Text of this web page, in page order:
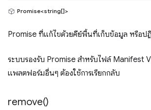
Promise<string[]>
Promise ที่แก้ไขด้วยคีย์พื้นที่เก็บข้อมูล หรือปฏิ
ระบบรองรับ Promise สำหรับไฟล์ Manifest
แพลตฟอร์มอื่นๆ ต้องใช้การเรียกกลับ
remove()